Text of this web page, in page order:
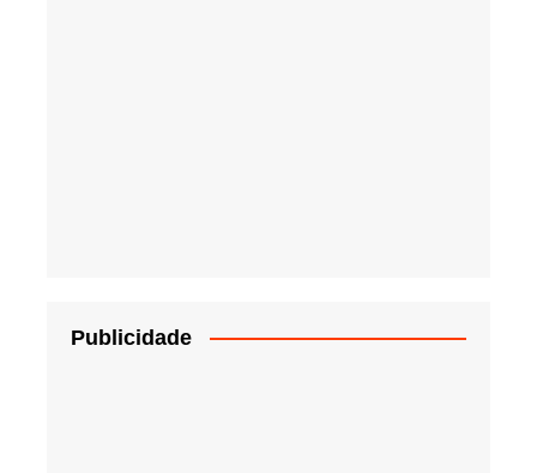
Publicidade